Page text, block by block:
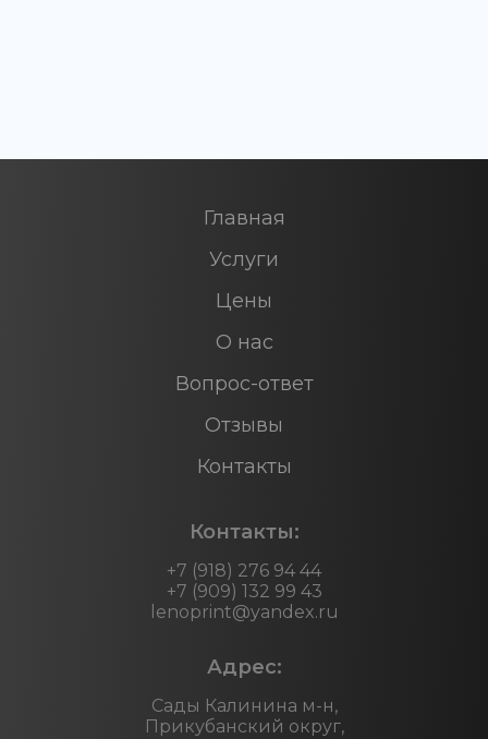
Контакты:
+7 (918) 276 94 44
+7 (909) 132 99 43
lenoprint@yandex.ru
Адрес:
Сады Калинина м-н,
Прикубанский округ,
Главная
Услуги
Цены
О нас
Вопрос-ответ
Отзывы
Контакты